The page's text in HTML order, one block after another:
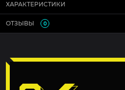
ХАРАКТЕРИСТИКИ
ОТЗЫВЫ 0